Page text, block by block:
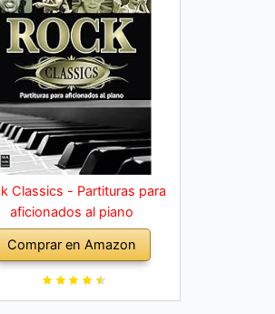
Classics - Partituras para
aficionados al piano
Comprar en Amazon